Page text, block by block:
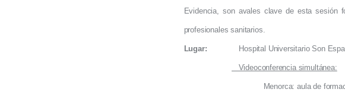
Evidencia, son avales clave de esta sesión
profesionales sanitarios.
Lugar: Hospital Universitario Son
Videoconferencia simultánea:
Menorca: aula de formación